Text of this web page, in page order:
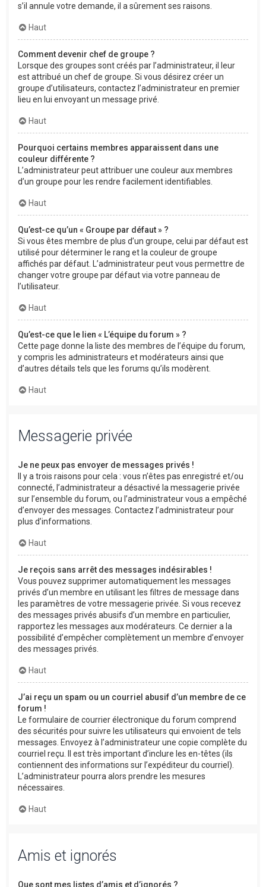
s’il annule votre demande, il a sûrement ses raisons.
Haut
Comment devenir chef de groupe ?
Lorsque des groupes sont créés par l’administrateur, il leur
est attribué un chef de groupe. Si vous désirez créer un
groupe d’utilisateurs, contactez l’administrateur en premier
lieu en lui envoyant un message privé.
Haut
Pourquoi certains membres apparaissent dans une
couleur différente ?
L’administrateur peut attribuer une couleur aux membres
d’un groupe pour les rendre facilement identifiables.
Haut
Qu’est-ce qu’un « Groupe par défaut » ?
Si vous êtes membre de plus d’un groupe, celui par défaut est
utilisé pour déterminer le rang et la couleur de groupe
affichés par défaut. L’administrateur peut vous permettre de
changer votre groupe par défaut via votre panneau de
l’utilisateur.
Haut
Qu’est-ce que le lien « L’équipe du forum » ?
Cette page donne la liste des membres de l’équipe du forum,
y compris les administrateurs et modérateurs ainsi que
d’autres détails tels que les forums qu’ils modèrent.
Haut
Messagerie privée
Je ne peux pas envoyer de messages privés !
Il y a trois raisons pour cela : vous n’êtes pas enregistré et/ou
connecté, l’administrateur a désactivé la messagerie privée
sur l’ensemble du forum, ou l’administrateur vous a empêché
d’envoyer des messages. Contactez l’administrateur pour
plus d’informations.
Haut
Je reçois sans arrêt des messages indésirables !
Vous pouvez supprimer automatiquement les messages
privés d’un membre en utilisant les filtres de message dans
les paramètres de votre messagerie privée. Si vous recevez
des messages privés abusifs d’un membre en particulier,
rapportez les messages aux modérateurs. Ce dernier a la
possibilité d’empêcher complètement un membre d’envoyer
des messages privés.
Haut
J’ai reçu un spam ou un courriel abusif d’un membre de ce
forum !
Le formulaire de courrier électronique du forum comprend
des sécurités pour suivre les utilisateurs qui envoient de tels
messages. Envoyez à l’administrateur une copie complète du
courriel reçu. Il est très important d’inclure les en-têtes (ils
contiennent des informations sur l’expéditeur du courriel).
L’administrateur pourra alors prendre les mesures
nécessaires.
Haut
Amis et ignorés
Que sont mes listes d’amis et d’ignorés ?